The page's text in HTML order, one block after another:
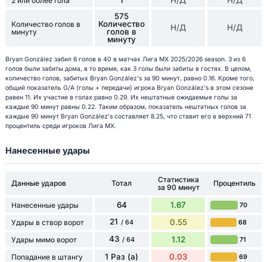
Количество голов в
минуту
575
Количество
голов в
минуту
Н/Д Н/Д
Bryan González забил 6 голов в 40 в матчах Лига МХ 2025/2026 season. 3 из 6
голов были забиты дома, в то время, как 3 голы были забиты в гостях. В целом,
количество голов, забитых Bryan González's за 90 минут, равно 0.16. Кроме того,
общий показатель G/A (голы + передачи) игрока Bryan González's в этом сезоне
равен 11. Их участие в голах равно 0.29. Их нештатные ожидаемые голы за
каждые 90 минут равны 0.22. Таким образом, показатель нештатных голов за
каждые 90 минут Bryan González's составляет 8.25, что ставит его в верхний 71
процентиль среди игроков Лига МХ.
Нанесенные удары
Данные ударов Тотал
Статистика
за 90 минут
Процентиль
Нанесенные удары 64 1.67 70
Удары в створ ворот 21 / 64 0.55 68
Удары мимо ворот 43 / 64 1.12 71
Попадание в штангу 1 Раз (а) 0.03 69